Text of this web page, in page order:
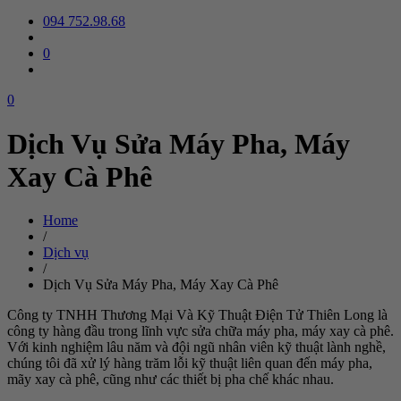
094 752.98.68
0
0
Dịch Vụ Sửa Máy Pha, Máy
Xay Cà Phê
Home
/
Dịch vụ
/
Dịch Vụ Sửa Máy Pha, Máy Xay Cà Phê
Công ty TNHH Thương Mại Và Kỹ Thuật Điện Tử Thiên Long là
công ty hàng đầu trong lĩnh vực sửa chữa máy pha, máy xay cà phê.
Với kinh nghiệm lâu năm và đội ngũ nhân viên kỹ thuật lành nghề,
chúng tôi đã xử lý hàng trăm lỗi kỹ thuật liên quan đến máy pha,
mãy xay cà phê, cũng như các thiết bị pha chế khác nhau.